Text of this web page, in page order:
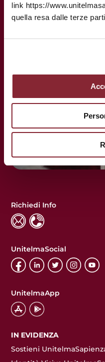
link https://
quella resa dalle terze
centenaria al
Richiedi Info
UnitelmaSocial
UnitelmaApp
IN EVIDENZA
Sostieni